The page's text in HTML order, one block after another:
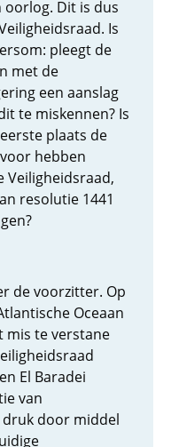
Dit is dus
Is
pleegt de
met de
een aanslag
te miskennen? Is
plaats de
hebben
Veiligheidsraad,
resolutie 1441
de voorzitter. Op
Oceaan
mis te verstane
El Baradei
van
door middel